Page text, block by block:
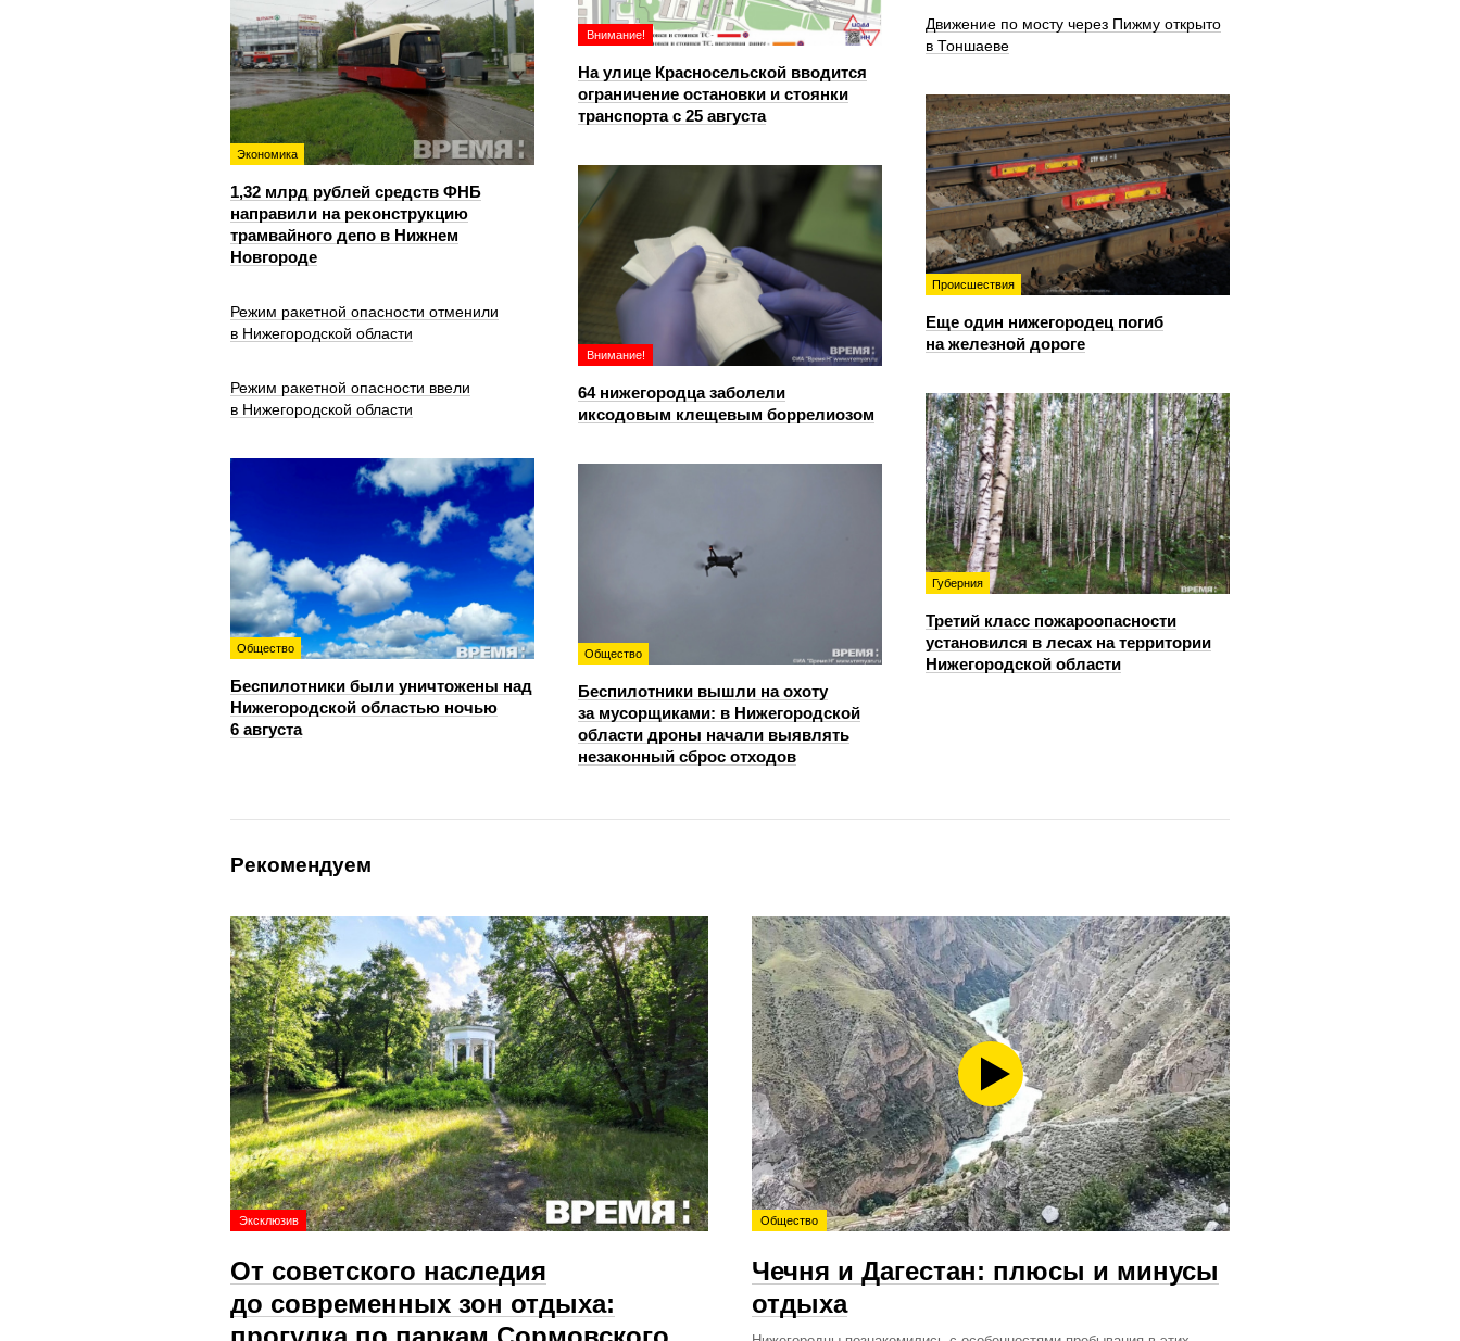
Внимание!
На улице Красносельской вводится
ограничение остановки и стоянки
транспорта с 25 августа
Экономика
1,32 млрд рублей средств ФНБ
направили на реконструкцию
трамвайного депо в Нижнем
Новгороде
Движение по мосту через Пижму открыто
в Тоншаеве
Происшествия
Еще один нижегородец погиб
на железной дороге
Внимание!
64 нижегородца заболели
иксодовым клещевым боррелиозом
Режим ракетной опасности отменили
в Нижегородской области
Режим ракетной опасности ввели
в Нижегородской области
Губерния
Третий класс пожароопасности
установился в лесах на территории
Нижегородской области
Общество
Беспилотники были уничтожены над
Нижегородской областью ночью
6 августа
Общество
Беспилотники вышли на охоту
за мусорщиками: в Нижегородской
области дроны начали выявлять
незаконный сброс отходов
Рекомендуем
Эксклюзив
От советского наследия
до современных зон отдыха:
Общество
Чечня и Дагестан: плюсы и минусы
отдыха